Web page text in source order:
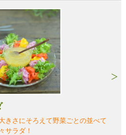
きさにそろえて野菜ごとの並べて
サラダ！